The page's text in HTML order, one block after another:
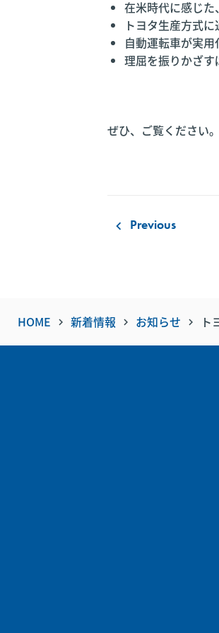
在米時代に感じ
トヨタ生産方式
自動運転車が実
理屈を振りかざ
ぜひ、ご覧ください。
keyboard_arrow_left Previous
HOME keyboard_arrow_right 新着情報 keyboard_arrow_right お知らせ keyboard_arrow_right ト